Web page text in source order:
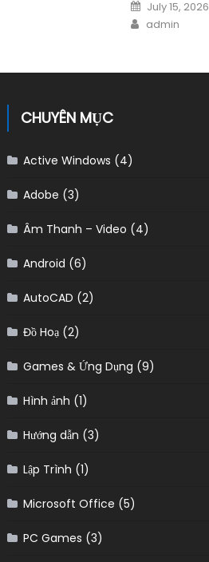
Posted on
July 15, 2026
Author
admin
CHUYÊN MỤC
Active Windows (4)
Adobe (3)
Âm Thanh – Video (4)
Android (6)
AutoCAD (2)
Đồ Hoạ(2)
Games & Ứng Dụng (9)
Hình ảnh (1)
Hướng dẫn (3)
Lập Trình (1)
Microsoft Office (5)
PC Games (3)